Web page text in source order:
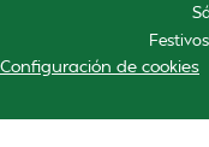
Configuración de cookies